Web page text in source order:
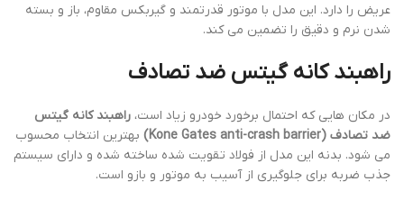
عریض را دارد. این مدل با موتور قدرتمند و گیربکس مقاوم، باز و بسته
شدن نرم و دقیق را تضمین می کند.
راهبند کانه گیتس ضد تصادف
در مکان هایی که احتمال برخورد خودرو زیاد است، راهبند کانه گیتس
ضد تصادف (Kone Gates anti-crash barrier)
بهترین انتخاب محسوب
می شود. بدنه این مدل از فولاد تقویت شده ساخته شده و دارای سیستم
جذب ضربه برای جلوگیری از آسیب به موتور و بازو است.